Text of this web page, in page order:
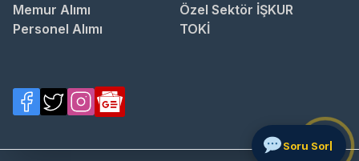
Memur Alımı
Özel Sektör İŞKUR
Personel Alımı
TOKİ